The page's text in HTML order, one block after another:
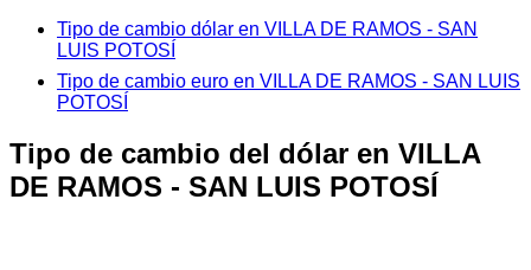
Tipo de cambio dólar en VILLA DE RAMOS - SAN
LUIS POTOSÍ
Tipo de cambio euro en VILLA DE RAMOS - SAN LUIS
POTOSÍ
Tipo de cambio del dólar en VILLA
DE RAMOS - SAN LUIS POTOSÍ